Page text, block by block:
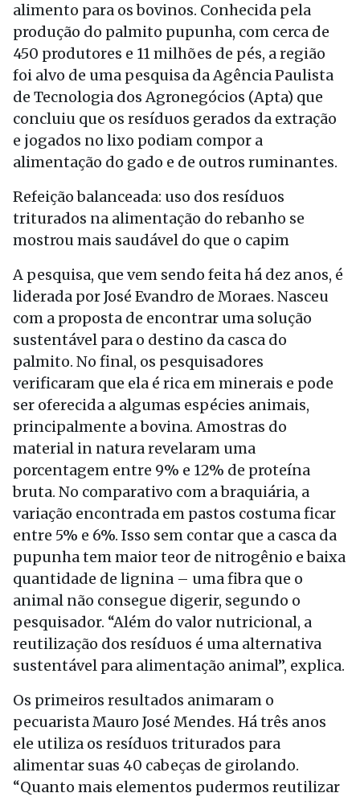
alimento para os bovinos. Conhecida pela
produção do palmito pupunha, com cerca de
450 produtores e 11 milhões de pés, a região
foi alvo de uma pesquisa da Agência Paulista
de Tecnologia dos Agronegócios (Apta) que
concluiu que os resíduos gerados da extração
e jogados no lixo podiam compor a
alimentação do gado e de outros ruminantes.
Refeição balanceada: uso dos resíduos
triturados na alimentação do rebanho se
mostrou mais saudável do que o capim
A pesquisa, que vem sendo feita há dez anos, é
liderada por José Evandro de Moraes. Nasceu
com a proposta de encontrar uma solução
sustentável para o destino da casca do
palmito. No final, os pesquisadores
verificaram que ela é rica em minerais e pode
ser oferecida a algumas espécies animais,
principalmente a bovina. Amostras do
material in natura revelaram uma
porcentagem entre 9% e 12% de proteína
bruta. No comparativo com a braquiária, a
variação encontrada em pastos costuma ficar
entre 5% e 6%. Isso sem contar que a casca da
pupunha tem maior teor de nitrogênio e baixa
quantidade de lignina – uma fibra que o
animal não consegue digerir, segundo o
pesquisador. “Além do valor nutricional, a
reutilização dos resíduos é uma alternativa
sustentável para alimentação animal”, explica.
Os primeiros resultados animaram o
pecuarista Mauro José Mendes. Há três anos
ele utiliza os resíduos triturados para
alimentar suas 40 cabeças de girolando.
“Quanto mais elementos pudermos reutilizar